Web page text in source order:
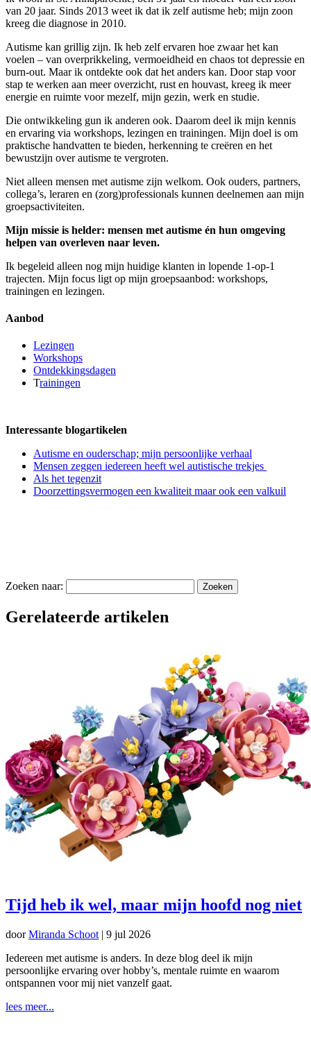
van 20 jaar. Sinds 2013 weet ik dat ik zelf autisme heb; mijn zoon
kreeg die diagnose in 2010.
Autisme kan grillig zijn. Ik heb zelf ervaren hoe zwaar het kan
voelen – van overprikkeling, vermoeidheid en chaos tot depressie en
burn-out. Maar ik ontdekte ook dat het anders kan. Door stap voor
stap te werken aan meer overzicht, rust en houvast, kreeg ik meer
energie en ruimte voor mezelf, mijn gezin, werk en studie.
Die ontwikkeling gun ik anderen ook. Daarom deel ik mijn kennis
en ervaring via workshops, lezingen en trainingen. Mijn doel is om
praktische handvatten te bieden, herkenning te creëren en het
bewustzijn over autisme te vergroten.
Niet alleen mensen met autisme zijn welkom. Ook ouders, partners,
collega’s, leraren en (zorg)professionals kunnen deelnemen aan mijn
groepsactiviteiten.
Mijn missie is helder: mensen met autisme én hun omgeving
helpen van overleven naar leven.
Ik begeleid alleen nog mijn huidige klanten in lopende 1-op-1
trajecten. Mijn focus ligt op mijn groepsaanbod: workshops,
trainingen en lezingen.
Aanbod
Lezingen
Workshops
Ontdekkingsdagen
Trainingen
Interessante blogartikelen
Autisme en ouderschap; mijn persoonlijke verhaal
Mensen zeggen iedereen heeft wel autistische trekjes
Als het tegenzit
Doorzettingsvermogen een kwaliteit maar ook een valkuil
Zoeken naar:
Gerelateerde artikelen
Tijd heb ik wel, maar mijn hoofd nog niet
doorMiranda Schoot | 9 jul 2026
Iedereen met autisme is anders. In deze blog deel ik mijn
persoonlijke ervaring over hobby’s, mentale ruimte en waarom
ontspannen voor mij niet vanzelf gaat.
lees meer...